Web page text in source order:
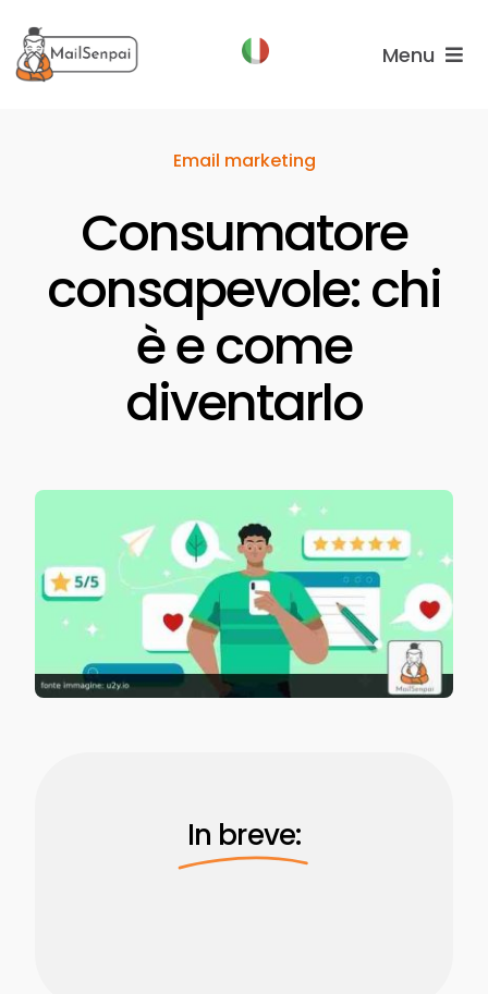
al
contenuto
Menu
Chi
Siamo
Email marketing
Consumatore
consapevole: chi
è e come
diventarlo
In breve: